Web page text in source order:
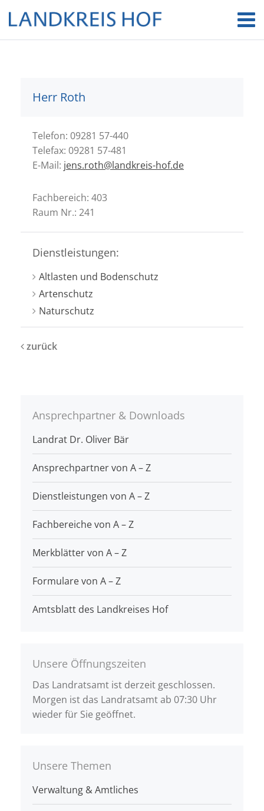
Herr Roth
Telefon: 09281 57-440
Telefax: 09281 57-481
E-Mail: jens.roth@landkreis-hof.de
Fachbereich: 403
Raum Nr.: 241
Dienstleistungen:
Altlasten und Bodenschutz
Artenschutz
Naturschutz
zurück
Ansprechpartner & Downloads
Landrat Dr. Oliver Bär
Ansprechpartner von A – Z
Dienstleistungen von A – Z
Fachbereiche von A – Z
Merkblätter von A – Z
Formulare von A – Z
Amtsblatt des Landkreises Hof
Unsere Öffnungszeiten
Das Landratsamt ist derzeit geschlossen.
Morgen ist das Landratsamt ab 07:30 Uhr
wieder für Sie geöffnet.
Unsere Themen
Verwaltung & Amtliches